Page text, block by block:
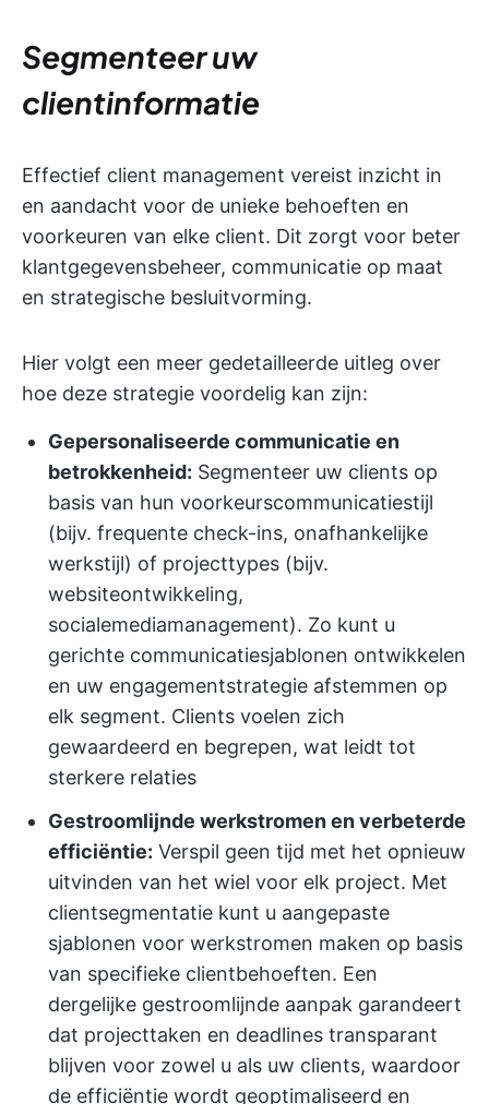
Segmenteer uw
clientinformatie
Effectief client management vereist inzicht in
en aandacht voor de unieke behoeften en
voorkeuren van elke client. Dit zorgt voor beter
klantgegevensbeheer, communicatie op maat
en strategische besluitvorming.
Hier volgt een meer gedetailleerde uitleg over
hoe deze strategie voordelig kan zijn:
Gepersonaliseerde communicatie en
betrokkenheid: Segmenteer uw clients op
basis van hun voorkeurscommunicatiestijl
(bijv. frequente check-ins, onafhankelijke
werkstijl) of projecttypes (bijv.
websiteontwikkeling,
socialemediamanagement). Zo kunt u
gerichte communicatiesjablonen ontwikkelen
en uw engagementstrategie afstemmen op
elk segment. Clients voelen zich
gewaardeerd en begrepen, wat leidt tot
sterkere relaties
Gestroomlijnde werkstromen en verbeterde
efficiëntie: Verspil geen tijd met het opnieuw
uitvinden van het wiel voor elk project. Met
clientsegmentatie kunt u aangepaste
sjablonen voor werkstromen maken op basis
van specifieke clientbehoeften. Een
dergelijke gestroomlijnde aanpak garandeert
dat projecttaken en deadlines transparant
blijven voor zowel u als uw clients, waardoor
de efficiëntie wordt geoptimaliseerd en